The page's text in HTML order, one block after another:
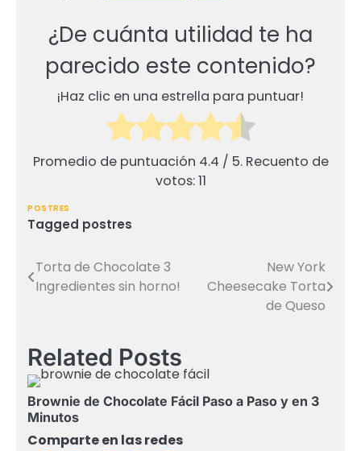
¿De cuánta utilidad te ha
parecido este contenido?
¡Haz clic en una estrella para puntuar!
Promedio de puntuación 4.4 / 5. Recuento de
votos:11
POSTRES
Tagged postres
Torta de Chocolate 3
Ingredientes sin horno!
New York
Cheesecake Torta
de Queso
Related Posts
Brownie de Chocolate Fácil Paso a Paso y en 3
Minutos
Comparte en las redes